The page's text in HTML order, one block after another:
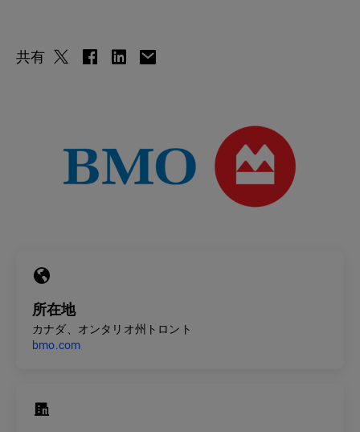
共有
所在地
カナダ、オンタリオ州トロント
bmo.com